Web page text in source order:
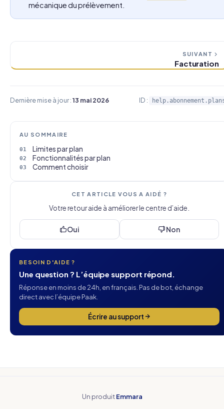
mécanique du prélèvement.
SUIVANT
Facturation
Dernière mise à jour :13 mai 2026 ID :
AU SOMMAIRE
Limites par plan
Fonctionnalités par plan
Comment choisir
CET ARTICLE VOUS A AIDÉ ?
Votre retour aide à améliorer le centre d’aide.
Oui Non
BESOIN D'AIDE ?
Une question ? L’équipe support répond.
Réponse en moins de 24h, en français. Pas de bot, échange
direct avec l’équipe Paak.
Écrire au support
Un produitEmmara